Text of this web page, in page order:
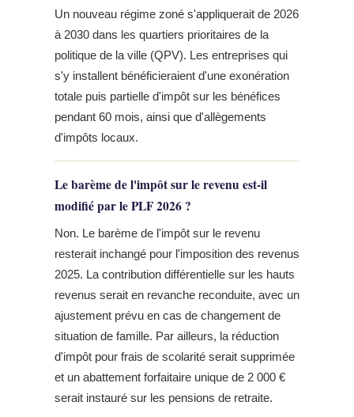
Un nouveau régime zoné s'appliquerait de 2026
à 2030 dans les quartiers prioritaires de la
politique de la ville (QPV). Les entreprises qui
s'y installent bénéficieraient d'une exonération
totale puis partielle d'impôt sur les bénéfices
pendant 60 mois, ainsi que d'allègements
d'impôts locaux.
Le barème de l'impôt sur le revenu est-il
modifié par le PLF 2026 ?
Non. Le barème de l'impôt sur le revenu
resterait inchangé pour l'imposition des revenus
2025. La contribution différentielle sur les hauts
revenus serait en revanche reconduite, avec un
ajustement prévu en cas de changement de
situation de famille. Par ailleurs, la réduction
d'impôt pour frais de scolarité serait supprimée
et un abattement forfaitaire unique de 2 000 €
serait instauré sur les pensions de retraite.